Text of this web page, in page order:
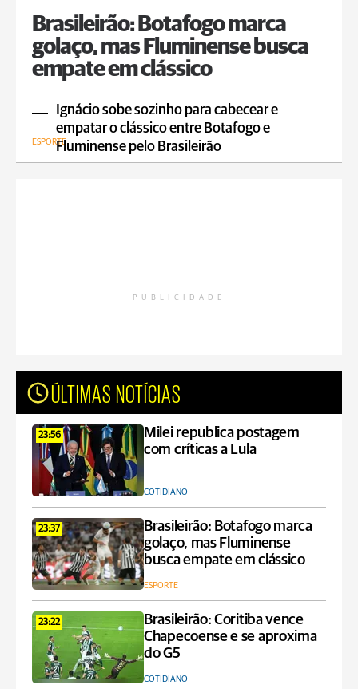
Brasileirão: Botafogo marca
golaço, mas Fluminense busca
empate em clássico
Ignácio sobe sozinho para cabecear e
empatar o clássico entre Botafogo e
Fluminense pelo Brasileirão
ESPORTE
PUBLICIDADE
ÚLTIMAS NOTÍCIAS
23:56
Milei republica postagem
com críticas a Lula
COTIDIANO
23:37
Brasileirão: Botafogo marca
golaço, mas Fluminense
busca empate em clássico
ESPORTE
23:22
Brasileirão: Coritiba vence
Chapecoense e se aproxima
do G5
COTIDIANO